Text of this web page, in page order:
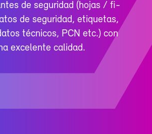
de se­gu­ri­dad (ho­jas / fi­
de se­gu­ri­dad, eti­que­tas,
téc­ni­cos, PCN etc.) con
ex­ce­len­te ca­li­dad.